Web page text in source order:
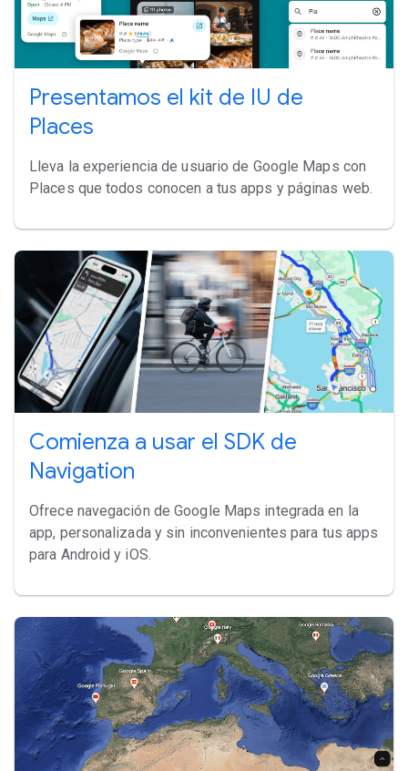
Presentamos el kit de IU de
Places
Lleva la experiencia de usuario de Google Maps con
Places que todos conocen a tus apps y páginas web.
Comienza a usar el SDK de
Navigation
Ofrece navegación de Google Maps integrada en la
app, personalizada y sin inconvenientes para tus apps
para Android y iOS.